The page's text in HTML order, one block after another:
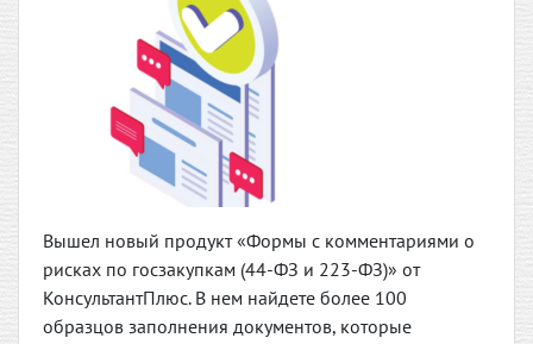
Вышел новый продукт «Формы с комментариями о
рисках по госзакупкам (44-ФЗ и 223-ФЗ)» от
КонсультантПлюс. В нем найдете более 100
образцов заполнения документов, которые